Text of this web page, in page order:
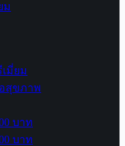
ม
มี่ยม
สุขภาพ
บาท
บาท